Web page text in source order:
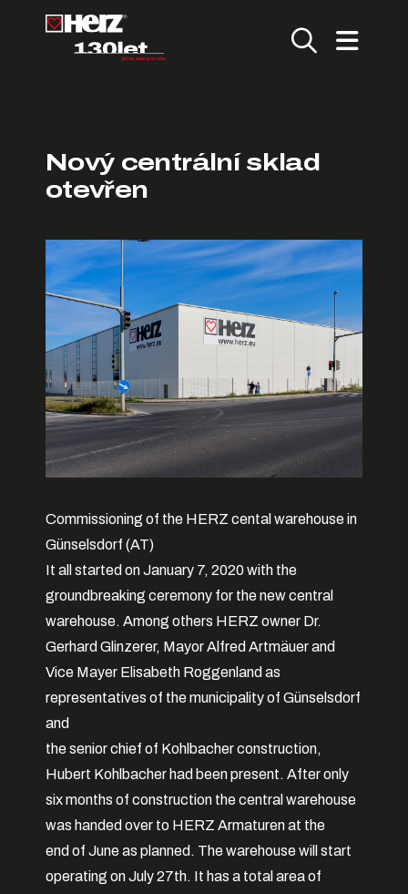
Nový centrální sklad
otevřen
Commissioning of the HERZ cental warehouse in
Günselsdorf (AT)
It all started on January 7, 2020 with the
groundbreaking ceremony for the new central
warehouse. Among others HERZ owner Dr.
Gerhard Glinzerer, Mayor Alfred Artmäuer and
Vice Mayer Elisabeth Roggenland as
representatives of the municipality of Günselsdorf
and
the senior chief of Kohlbacher construction,
Hubert Kohlbacher had been present. After only
six months of construction the central warehouse
was handed over to HERZ Armaturen at the
end of June as planned. The warehouse will start
operating on July 27th. It has a total area of